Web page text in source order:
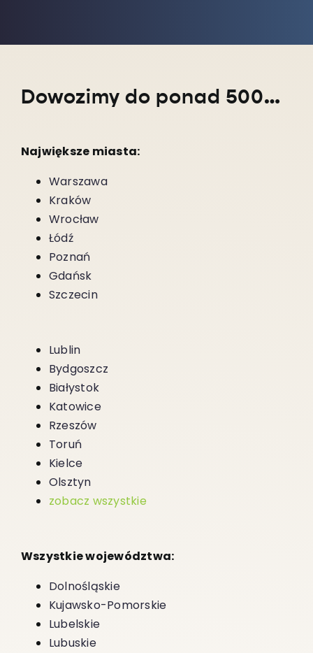
Dowozimy do ponad 5000 miejscowości w całym kraju!
Największe miasta:
Warszawa
Kraków
Wrocław
Łódź
Poznań
Gdańsk
Szczecin
Lublin
Bydgoszcz
Białystok
Katowice
Rzeszów
Toruń
Kielce
Olsztyn
zobacz wszystkie
Wszystkie województwa:
Dolnośląskie
Kujawsko-Pomorskie
Lubelskie
Lubuskie